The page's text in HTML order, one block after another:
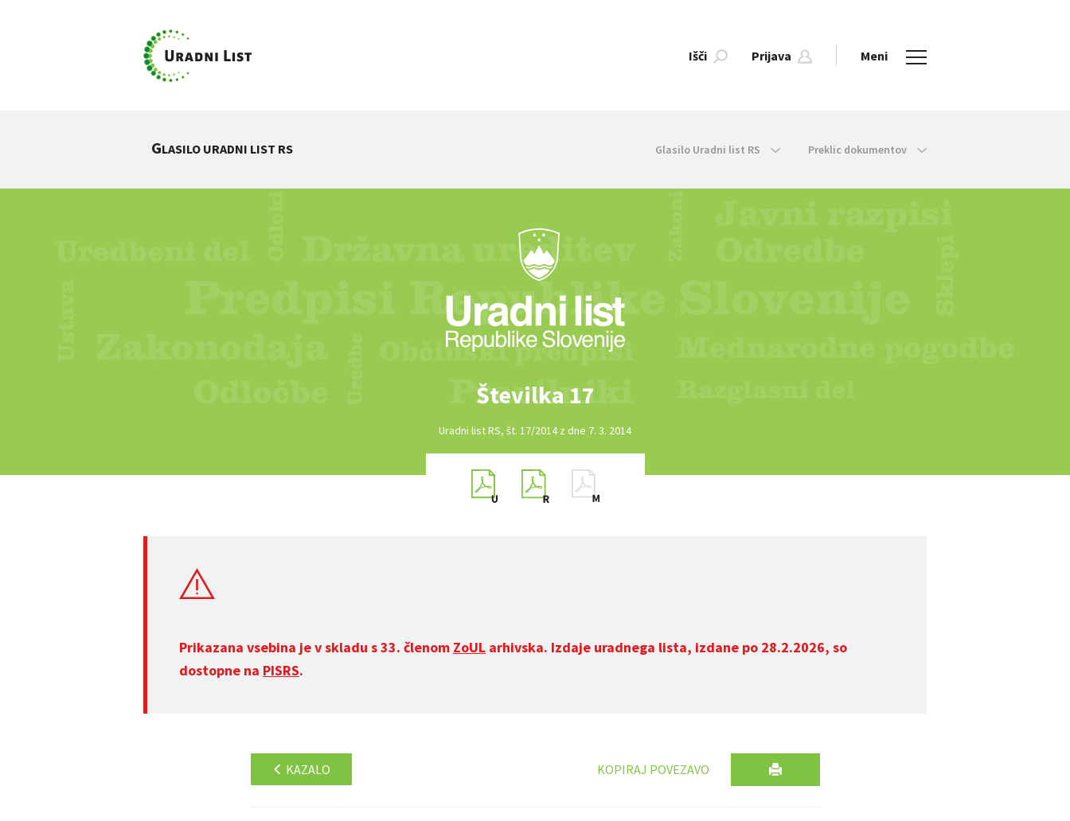
Išči Prijava Meni
GLASILO URADNI LIST RS Glasilo Uradni list RS Preklic dokumentov
Številka 17
Uradni list RS, št. 17/2014 z dne 7. 3. 2014
Prikazana vsebina je v skladu s 33. členom ZoUL arhivska. Izdaje uradnega lista, izdane po 28.2.2026, so
dostopne na PISRS.
KAZALO KOPIRAJ POVEZAVO